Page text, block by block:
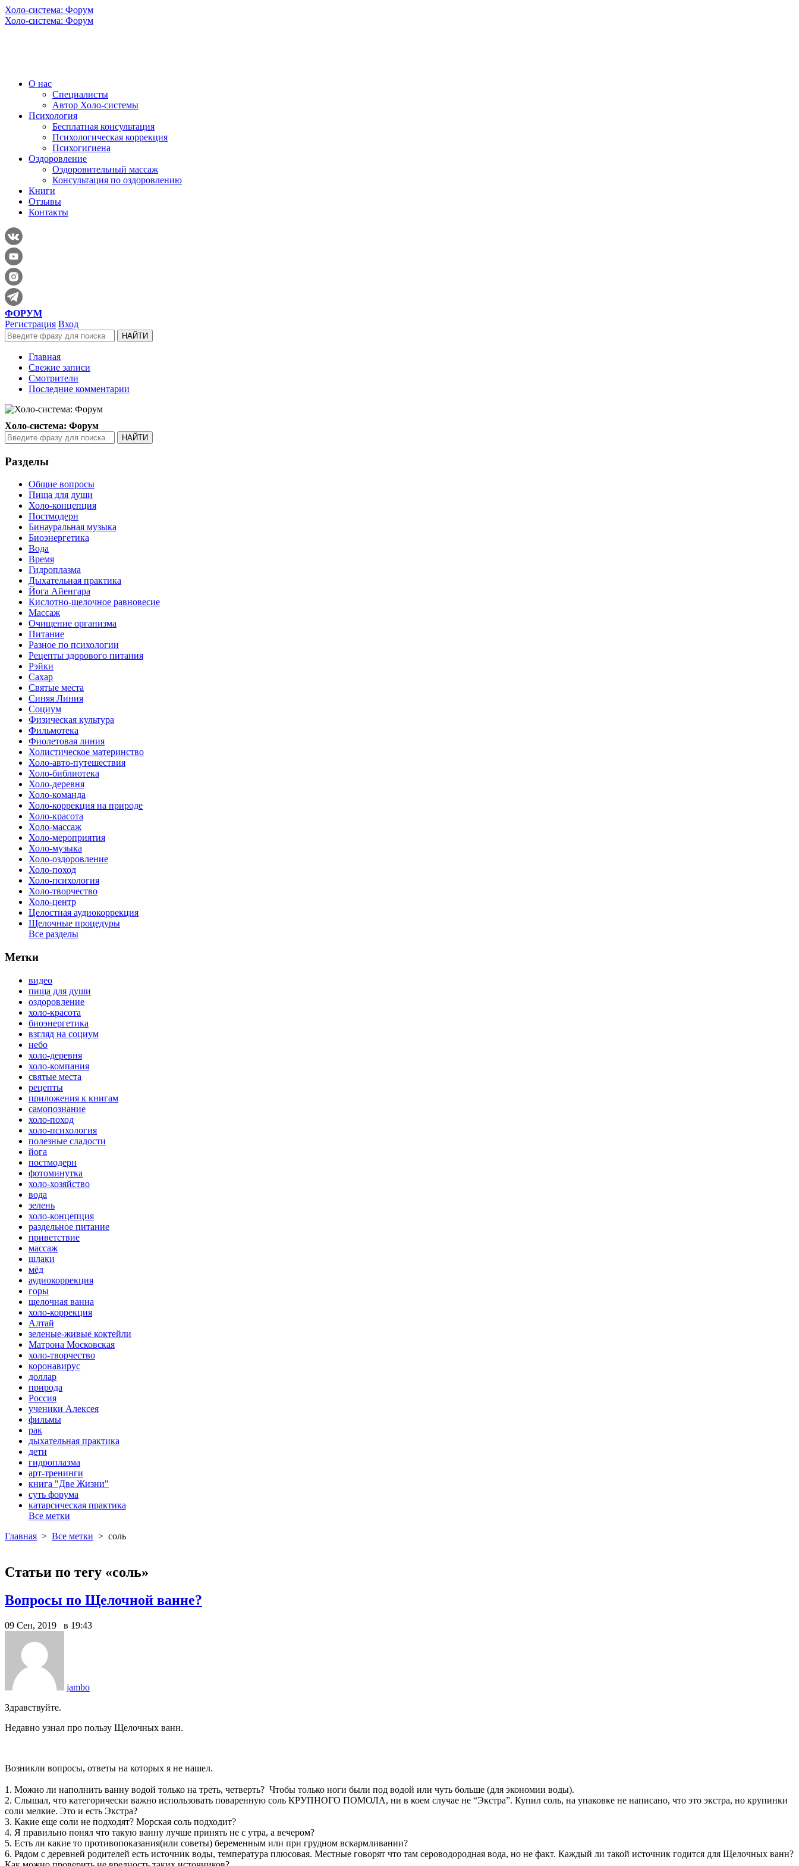
Холо-система: Форум
Холо-система: Форум
О нас
Специалисты
Автор Холо-системы
Психология
Бесплатная консультация
Психологическая коррекция
Психогигиена
Оздоровление
Оздоровительный массаж
Консультация по оздоровлению
Книги
Отзывы
Контакты
ФОРУМ
Регистрация Вход
Главная
Свежие записи
Смотрители
Последние комментарии
Холо-система: Форум
Разделы
Общие вопросы
Пища для души
Холо-концепция
Постмодерн
Бинауральная музыка
Биоэнергетика
Вода
Время
Гидроплазма
Дыхательная практика
Йога Айенгара
Кислотно-щелочное равновесие
Массаж
Очищение организма
Питание
Разное по психологии
Рецепты здорового питания
Рэйки
Сахар
Святые места
Синяя Линия
Социум
Физическая культура
Фильмотека
Фиолетовая линия
Холистическое материнство
Холо-авто-путешествия
Холо-библиотека
Холо-деревня
Холо-команда
Холо-коррекция на природе
Холо-красота
Холо-массаж
Холо-мероприятия
Холо-музыка
Холо-оздоровление
Холо-поход
Холо-психология
Холо-творчество
Холо-центр
Целостная аудиокоррекция
Щелочные процедуры
Все разделы
Метки
видео
пища для души
оздоровление
холо-красота
биоэнергетика
взгляд на социум
небо
холо-деревня
холо-компания
святые места
рецепты
приложения к книгам
самопознание
холо-поход
холо-психология
полезные сладости
йога
постмодерн
фотоминутка
холо-хозяйство
вода
зелень
холо-концепция
раздельное питание
приветствие
массаж
шлаки
мёд
аудиокоррекция
горы
щелочная ванна
холо-коррекция
Алтай
зеленые-живые коктейли
Матрона Московская
холо-творчество
коронавирус
доллар
природа
Россия
ученики Алексея
фильмы
рак
дыхательная практика
дети
гидроплазма
арт-тренинги
книга "Две Жизни"
суть форума
катарсическая практика
Все метки
Главная > Все метки > соль
Статьи по тегу «соль»
Вопросы по Щелочной ванне?
09 Сен, 2019 в 19:43
jambo
Здравствуйте.
Недавно узнал про пользу Щелочных ванн.
Возникли вопросы, ответы на которых я не нашел.
1. Можно ли наполнить ванну водой только на треть, четверть? Чтобы только ноги были под водой или чуть больше (для экономии воды).
2. Слышал, что категорически важно использовать поваренную соль КРУПНОГО ПОМОЛА, ни в коем случае не “Экстра”. Купил соль, на упаковке не написано, что это экстра, но крупинки
соли мелкие. Это и есть Экстра?
3. Какие еще соли не подходят? Морская соль подходит?
4. Я правильно понял что такую ванну лучше принять не с утра, а вечером?
5. Есть ли какие то противопоказания(или советы) беременным или при грудном вскармливании?
6. Рядом с деревней родителей есть источник воды, температура плюсовая. Местные говорят что там сероводородная вода, но не факт. Каждый ли такой источник годится для Щелочных ванн?